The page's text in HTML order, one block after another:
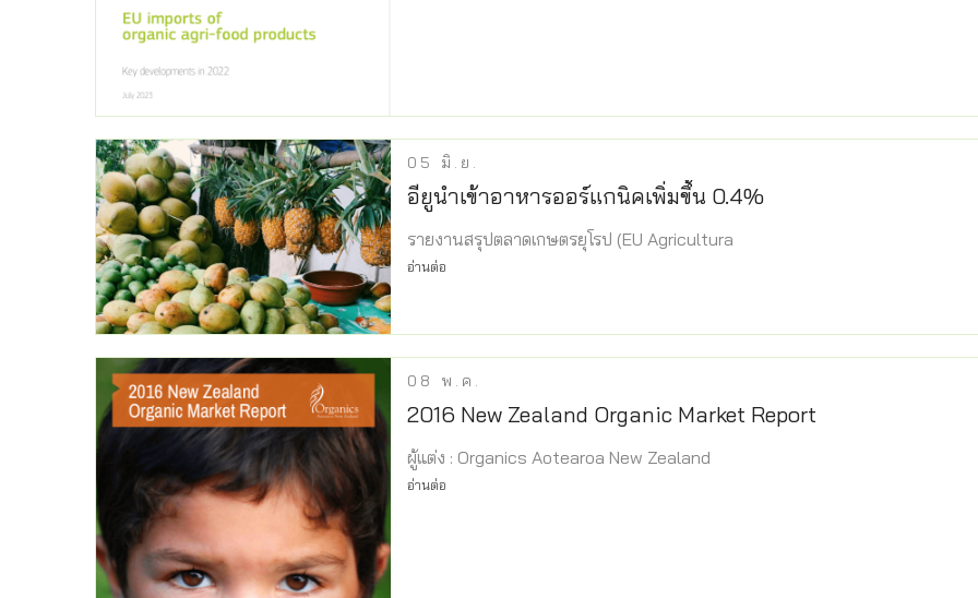
05 มิ.ย.
อียูนำเข้าอาหารออร์แกนิคเพิ่มขึ้น 0.4%
รายงานสรุปตลาดเกษตรยุโรป (EU Agricultura
อ่านต่อ
08 พ.ค.
2016 New Zealand Organic Market Report
ผู้แต่ง : Organics Aotearoa New Zealand
อ่านต่อ